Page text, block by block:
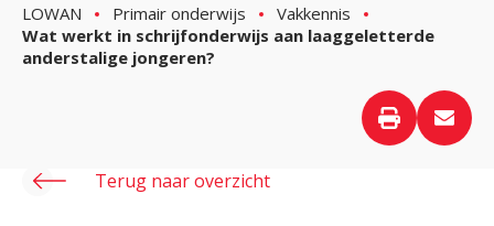
LOWAN Primair onderwijs
Vakkennis
Wat werkt in schrijfonderwijs aan laaggeletterde
anderstalige jongeren?
Terug naar overzicht